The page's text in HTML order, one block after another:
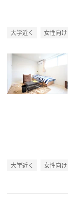
大学近く 女性向け
大学近く 女性向け